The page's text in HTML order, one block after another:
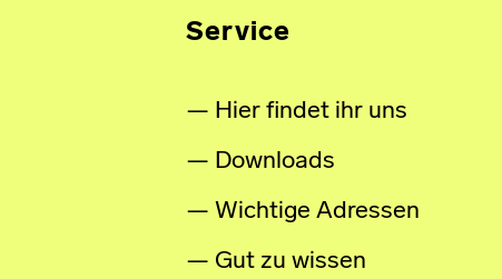
Service
Hier findet ihr uns
Downloads
Wichtige Adressen
Gut zu wissen